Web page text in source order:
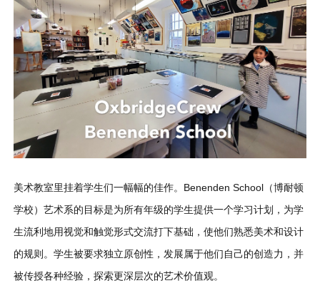
美术教室里挂着学生们一幅幅的佳作。Benenden School（博耐顿
学校）艺术系的目标是为所有年级的学生提供一个学习计划，为学
生流利地用视觉和触觉形式交流打下基础，使他们熟悉美术和设计
的规则。学生被要求独立原创性，发展属于他们自己的创造力，并
被传授各种经验，探索更深层次的艺术价值观。